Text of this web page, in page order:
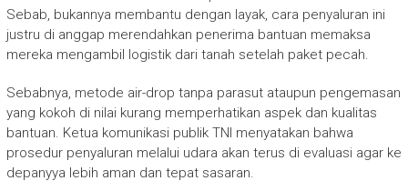
Sebab, bukannya membantu dengan layak, cara penyaluran ini
justru di anggap merendahkan penerima bantuan memaksa
mereka mengambil logistik dari tanah setelah paket pecah.
Sebabnya, metode air-drop tanpa parasut ataupun pengemasan
yang kokoh di nilai kurang memperhatikan aspek dan kualitas
bantuan. Ketua komunikasi publik TNI menyatakan bahwa
prosedur penyaluran melalui udara akan terus di evaluasi agar ke
depanyya lebih aman dan tepat sasaran.